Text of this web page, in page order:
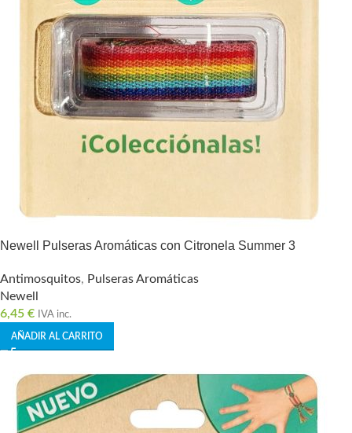
Newell Pulseras Aromáticas con Citronela Summer 3
Antimosquitos, Pulseras Aromáticas
Newell
6,45 € IVA inc.
AÑADIR AL CARRITO